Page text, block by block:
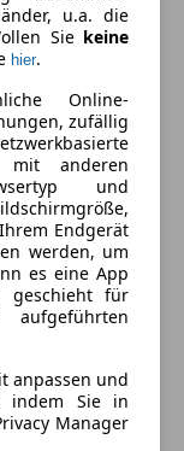
u.a. die
Sie keine
hier.
Online-
zufällig
mit anderen
und
Endgerät
werden, um
es eine App
geschieht für
anpassen und
indem Sie in
Manager